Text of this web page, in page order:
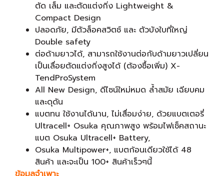
ตัด เล็ม และตัดแต่งกิ่ง Lightweight &
Compact Design
ปลอดภัย, มีตัวล็อคสวิตช์ และ ตัวบังใบที่ใหญ่
Double safety
ต่อด้ามยาวได้, สามารถใช้งานต่อกับด้ามยาวเปลี่ยน
เป็นเลื่อยตัดแต่งกิ่งสูงได้ (ต้องซื้อเพิ่ม) X-
TendProSystem
All New Design, ดีไซน์ใหม่หมด ล้ำสมัย เฉียบคม
และดุดัน
แบตทน ใช้งานได้นาน, ไม่เสื่อมง่าย, ด้วยแบตเตอรี่
Ultracell+ Osuka คุณภาพสูง พร้อมไฟเช็คสถานะ
แบต Osuka Ultracell+ Battery,
Osuka Multipower+, แบตก้อนเดียวใช้ได้ 48
สินค้า และจะเป็น 100+ สินค้าเร็วๆนี้